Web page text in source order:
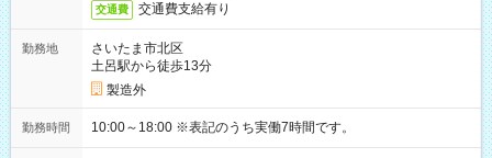
交通費 交通費支給有り
勤務地
さいたま市北区
土呂駅から徒歩13分
製造外
勤務時間 10:00～18:00 ※表記のうち実働7時間です。